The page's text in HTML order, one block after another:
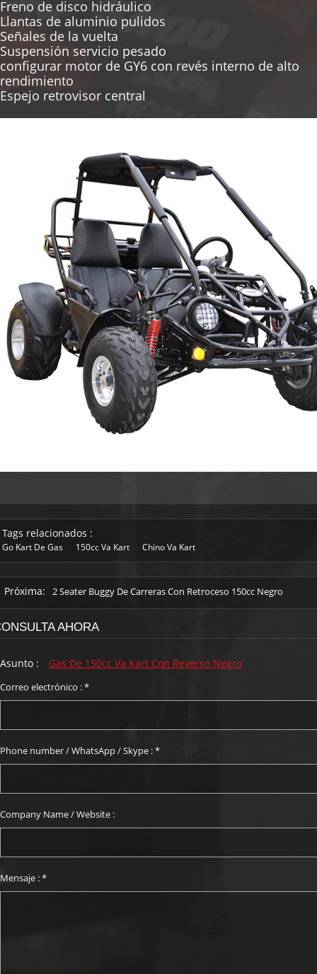
Freno de disco hidráulico
Llantas de aluminio pulidos
Señales de la vuelta
Suspensión servicio pesado
configurar motor de GY6 con revés interno de alto
rendimiento
Espejo retrovisor central
Tags relacionados :
Go Kart De Gas 150cc Va Kart Chino Va Kart
Próxima: 2 Seater Buggy De Carreras Con Retroceso 150cc Negro
AHORA
Asunto : Gas De 150cc Va Kart Con Reverso Negro
Correo electrónico :*
Phone number / WhatsApp / Skype :*
Company Name / Website :
Mensaje :*